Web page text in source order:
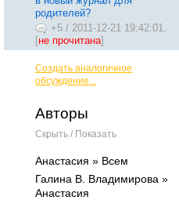
родителей?
+5 / 2011-12-21 19:42:01,
[не прочитана]
Создать аналогичное
обсуждение...
Авторы
Скрыть / Показать
Анастасия » Всем
Галина В. Владимирова »
Анастасия